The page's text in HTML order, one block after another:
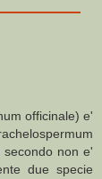
officinale) e'
secondo non e'
due specie